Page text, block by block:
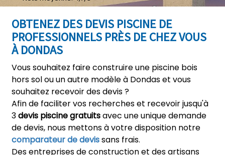
OBTENEZ DES DEVIS PISCINE DE
PROFESSIONNELS PRÈS DE CHEZ VOUS
À DONDAS
Vous souhaitez faire construire une piscine bois
hors sol ou un autre modèle à Dondas et vous
souhaitez recevoir des devis ?
Afin de faciliter vos recherches et recevoir jusqu'à
3devis piscine gratuitsavec une unique demande
de devis, nous mettons à votre disposition notre
comparateur de devissans frais.
Des entreprises de construction et des artisans